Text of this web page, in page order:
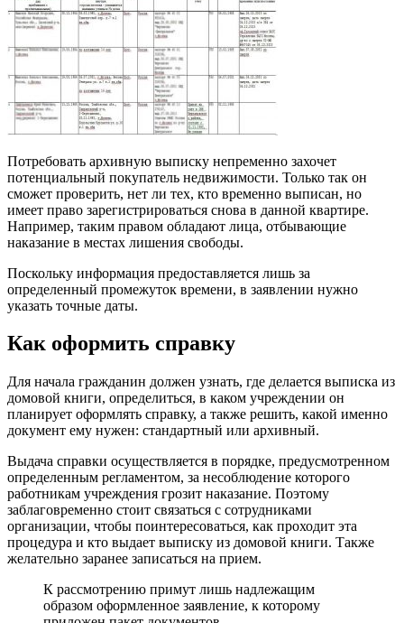
Потребовать архивную выписку непременно захочет
потенциальный покупатель недвижимости. Только так он
сможет проверить, нет ли тех, кто временно выписан, но
имеет право зарегистрироваться снова в данной квартире.
Например, таким правом обладают лица, отбывающие
наказание в местах лишения свободы.
Поскольку информация предоставляется лишь за
определенный промежуток времени, в заявлении нужно
указать точные даты.
Как оформить справку
Для начала гражданин должен узнать, где делается выписка из
домовой книги, определиться, в каком учреждении он
планирует оформлять справку, а также решить, какой именно
документ ему нужен: стандартный или архивный.
Выдача справки осуществляется в порядке, предусмотренном
определенным регламентом, за несоблюдение которого
работникам учреждения грозит наказание. Поэтому
заблаговременно стоит связаться с сотрудниками
организации, чтобы поинтересоваться, как проходит эта
процедура и кто выдает выписку из домовой книги. Также
желательно заранее записаться на прием.
К рассмотрению примут лишь надлежащим
образом оформленное заявление, к которому